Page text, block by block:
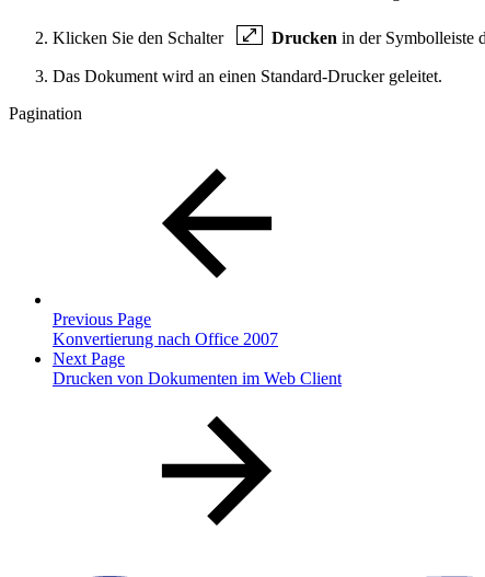
Klicken Sie den Schalter Drucken in der Symbolleiste
Das Dokument wird an einen Standard-Drucker geleitet.
Pagination
Previous Page
Konvertierung nach Office 2007
Next Page
Drucken von Dokumenten im Web Client